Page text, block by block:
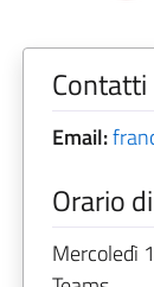
Contatti
Email:
Orario
Mercoledì